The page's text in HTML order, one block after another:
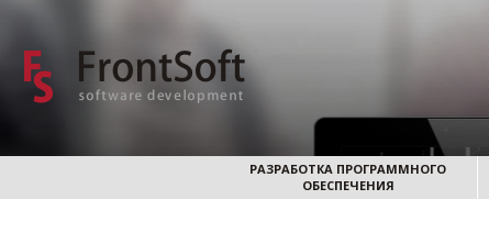
РАЗРАБОТКА ПРОГРАММНОГО
ОБЕСПЕЧЕНИЯ